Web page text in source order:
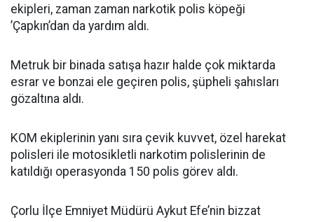
ekipleri, zaman zaman narkotik polis köpeği
’Çapkın’dan da yardım aldı.
Metruk bir binada satışa hazır halde çok miktarda
esrar ve bonzai ele geçiren polis, şüpheli şahısları
gözaltına aldı.
KOM ekiplerinin yanı sıra çevik kuvvet, özel harekat
polisleri ile motosikletli narkotim polislerinin de
katıldığı operasyonda 150 polis görev aldı.
Çorlu İlçe Emniyet Müdürü Aykut Efe’nin bizzat